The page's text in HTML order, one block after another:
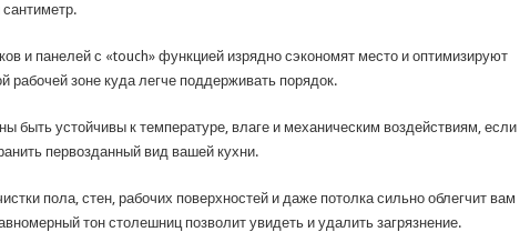
и панелей с «touch» функцией изрядно сэкономят место и оптимизируют
рабочей зоне куда легче поддерживать порядок.
быть устойчивы к температуре, влаге и механическим воздействиям, если
первозданный вид вашей кухни.
пола, стен, рабочих поверхностей и даже потолка сильно облегчит вам
тон столешниц позволит увидеть и удалить загрязнение.